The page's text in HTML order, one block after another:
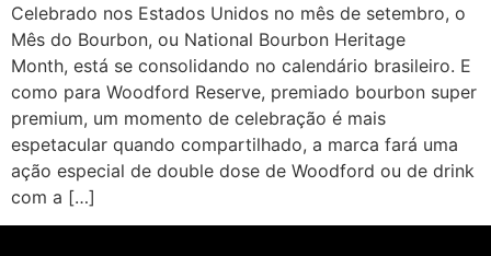
Celebrado nos Estados Unidos no mês de setembro, o
Mês do Bourbon, ou National Bourbon Heritage
Month, está se consolidando no calendário brasileiro. E
como para Woodford Reserve, premiado bourbon super
premium, um momento de celebração é mais
espetacular quando compartilhado, a marca fará uma
ação especial de double dose de Woodford ou de drink
com a […]